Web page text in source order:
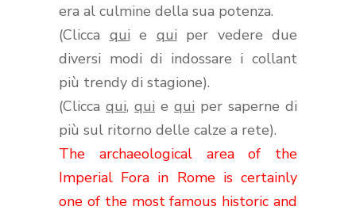
era al culmine della sua potenza.
(Clicca qui e qui per vedere due
diversi modi di indossare i collant
più trendy di stagione).
(Clicca qui, qui e qui per saperne di
più sul ritorno delle calze a rete).
The archaeological area of the
Imperial Fora in Rome is certainly
one of the most famous historic and